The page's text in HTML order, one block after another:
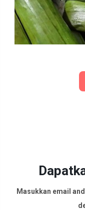
Masukkan email